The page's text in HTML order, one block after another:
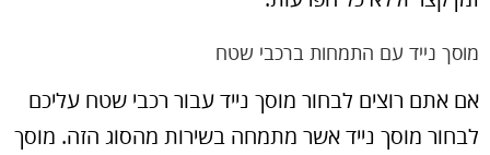
מוסך נייד עם התמחות ברכבי שטח
אם אתם רוצים לבחור מוסך נייד עבור רכבי שטח עליכם
לבחור מוסך נייד אשר מתמחה בשירות מהסוג הזה. מוסך